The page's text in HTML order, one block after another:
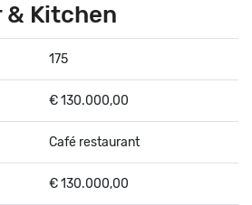
& Kitchen
175
€ 130.000,00
Café restaurant
€ 130.000,00